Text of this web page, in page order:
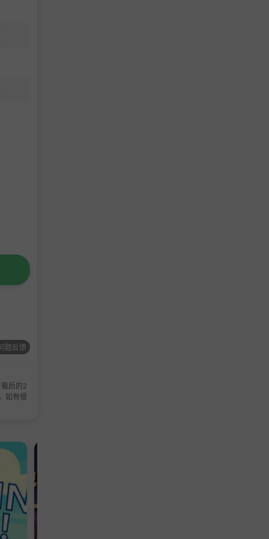
题反馈
后的2
如有侵